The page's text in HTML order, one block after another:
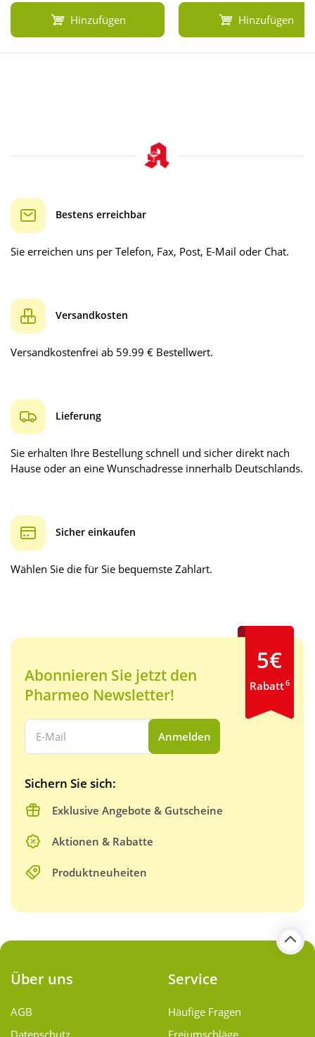
Hinzufügen Hinzufügen
Bestens erreichbar
Sie erreichen uns per Telefon, Fax, Post, E-Mail oder Chat.
Versandkosten
Versandkostenfrei ab 59.99 € Bestellwert.
Lieferung
Sie erhalten Ihre Bestellung schnell und sicher direkt nach
Hause oder an eine Wunschadresse innerhalb Deutschlands.
Sicher einkaufen
Wählen Sie die für Sie bequemste Zahlart.
Abonnieren Sie jetzt den
Pharmeo Newsletter!
Ihre E-Mail Adresse:
Anmelden
Sichern Sie sich:
Exklusive Angebote & Gutscheine
Aktionen & Rabatte
Produktneuheiten
5€
Rabatt6
Über uns
AGB
Service
Häufige Fragen